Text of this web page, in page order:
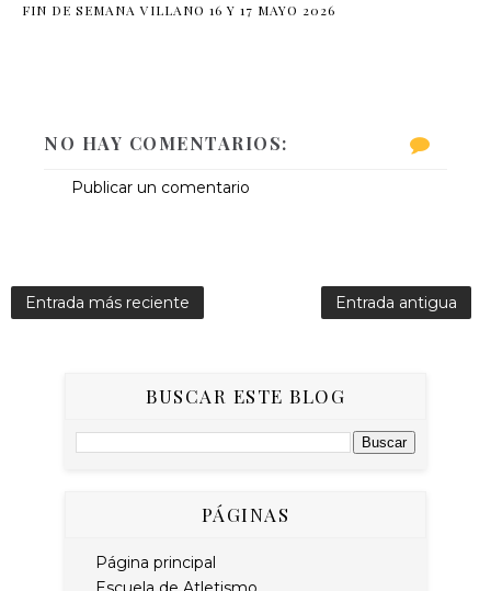
FIN DE SEMANA VILLANO 16 Y 17 MAYO 2026
NO HAY COMENTARIOS:
Publicar un comentario
Entrada más reciente Entrada antigua
BUSCAR ESTE BLOG
PÁGINAS
Página principal